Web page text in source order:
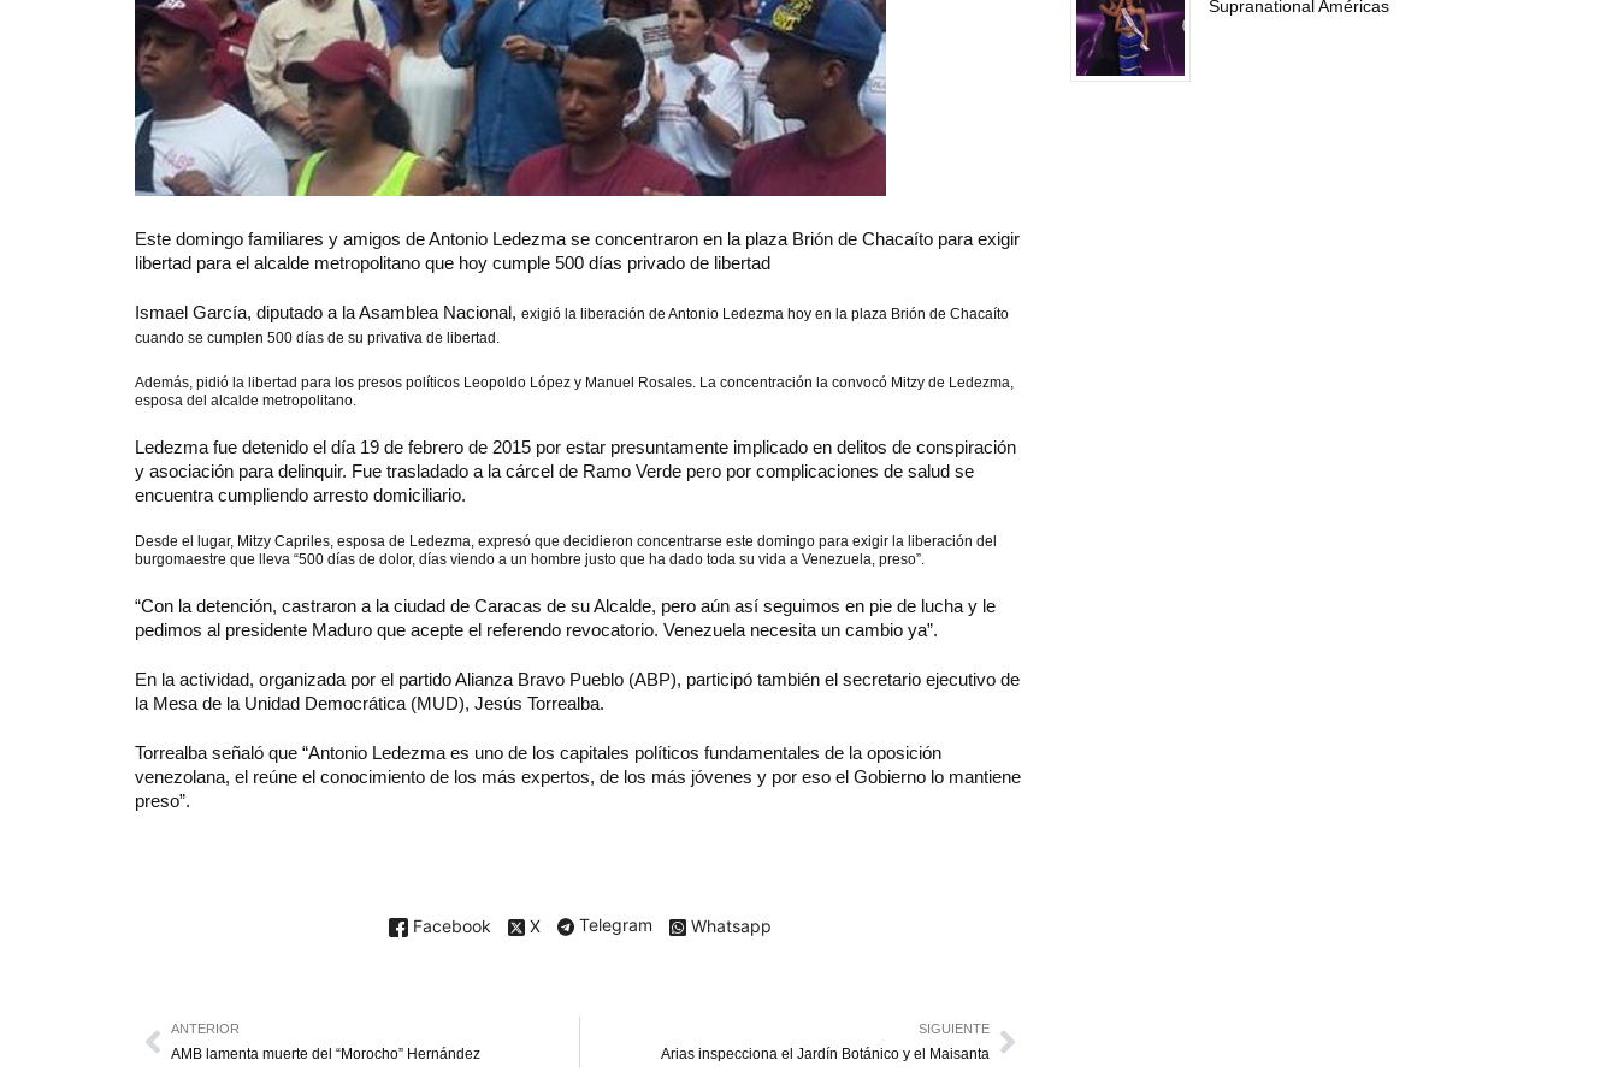
Este domingo familiares y amigos de Antonio Ledezma se concentraron en la plaza Brión de Chacaíto para exigir
libertad para el alcalde metropolitano que hoy cumple 500 días privado de libertad
Ismael García, diputado a la Asamblea Nacional, exigió la liberación de Antonio Ledezma hoy en la plaza Brión de Chacaíto
cuando se cumplen 500 días de su privativa de libertad.
Además, pidió la libertad para los presos políticos Leopoldo López y Manuel Rosales. La concentración la convocó Mitzy de Ledezma,
esposa del alcalde metropolitano.
Ledezma fue detenido el día 19 de febrero de 2015 por estar presuntamente implicado en delitos de conspiración
y asociación para delinquir. Fue trasladado a la cárcel de Ramo Verde pero por complicaciones de salud se
encuentra cumpliendo arresto domiciliario.
Desde el lugar, Mitzy Capriles, esposa de Ledezma, expresó que decidieron concentrarse este domingo para exigir la liberación del
burgomaestre que lleva “500 días de dolor, días viendo a un hombre justo que ha dado toda su vida a Venezuela, preso”.
“Con la detención, castraron a la ciudad de Caracas de su Alcalde, pero aún así seguimos en pie de lucha y le
pedimos al presidente Maduro que acepte el referendo revocatorio. Venezuela necesita un cambio ya”.
En la actividad, organizada por el partido Alianza Bravo Pueblo (ABP), participó también el secretario ejecutivo de
la Mesa de la Unidad Democrática (MUD), Jesús Torrealba.
Torrealba señaló que “Antonio Ledezma es uno de los capitales políticos fundamentales de la oposición
venezolana, el reúne el conocimiento de los más expertos, de los más jóvenes y por eso el Gobierno lo mantiene
preso”.
Facebook X Telegram Whatsapp
Supranational Américas
ANTERIOR
AMB lamenta muerte del “Morocho” Hernández
SIGUIENTE
Arias inspecciona el Jardín Botánico y el Maisanta